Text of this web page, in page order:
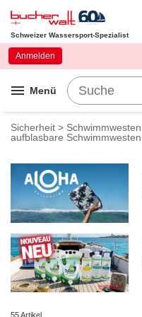
Schweizer Wassersport-Spezialist
menu Menü
Anmelden
Sicherheit > Schwimmwesten
aufblasbare Schwimmwesten
55 Artikel